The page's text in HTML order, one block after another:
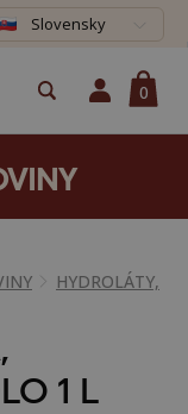
Slovensky
0
HYDROLÁTY,
1 L